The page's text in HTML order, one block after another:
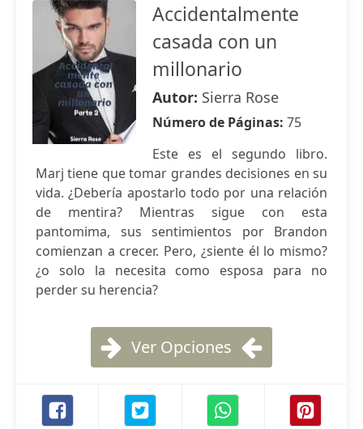
Accidentalmente
casada con un
millonario
Autor: Sierra Rose
Número de Páginas: 75
Este es el segundo libro.
Marj tiene que tomar grandes decisiones en su
vida. ¿Debería apostarlo todo por una relación
de mentira? Mientras sigue con esta
pantomima, sus sentimientos por Brandon
comienzan a crecer. Pero, ¿siente él lo mismo?
¿o solo la necesita como esposa para no
perder su herencia?
Ver Opciones